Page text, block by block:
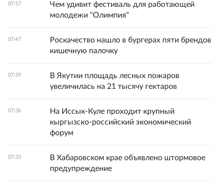
07:57
Чем удивит фестиваль для работающей
молодежи "Олимпия"
07:47
Роскачество нашло в бургерах пяти брендов
кишечную палочку
07:39
В Якутии площадь лесных пожаров
увеличилась на 21 тысячу гектаров
07:36
На Иссык-Куле проходит крупный
кыргызско-российский экономический
форум
07:33
В Хабаровском крае объявлено штормовое
предупреждение